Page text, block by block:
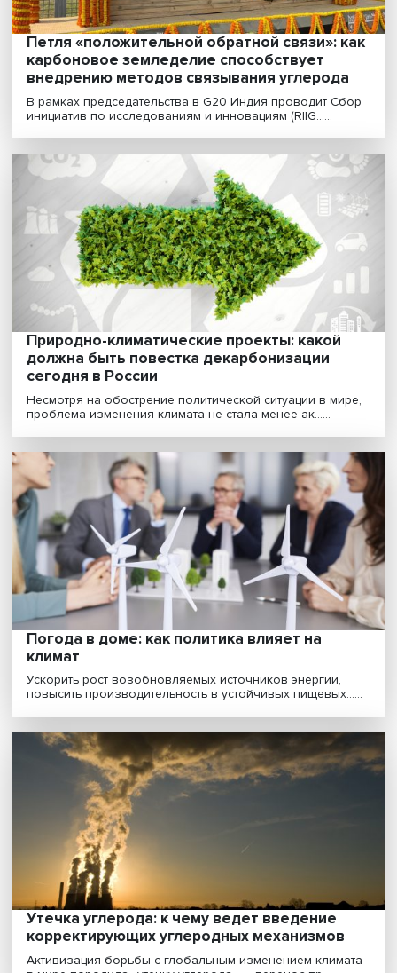
Прощание с утопией: время задуматься о
новом мировом экономическом порядке
Невиданное политическое и санкционное давление,
рекордная инфляция, энергетический кризис,
Перестройка продолжается: как зеленый
энергопереход повлияет на экономику
России
В мире подскочил спрос на уголь и другое
топливо. Но эта тенденция будет краткосрочной......
Петля «положительной обратной связи»:
карбоновое земледелие способствует
внедрению методов связывания
В рамках председательства в G20 Индия проводит
инициатив по исследованиям и инновациям (RIIG......